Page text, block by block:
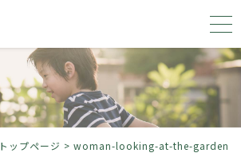
トップページ
サービス内容
トップページ > woman-looking-at-the-garden